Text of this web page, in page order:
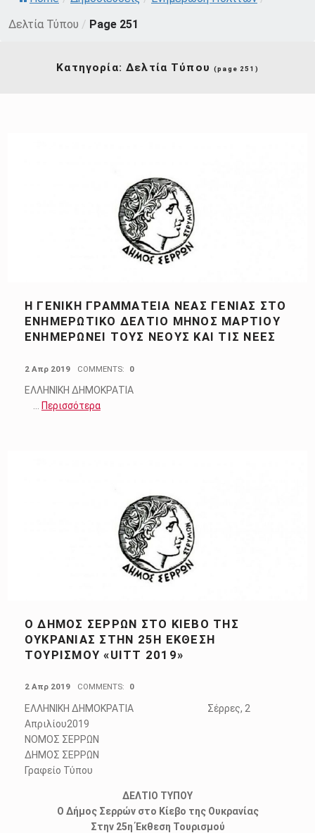
Δελτία Τύπου / Page 251
Κατηγορία:Δελτία Τύπου (page 251)
Η ΓΕΝΙΚΉ ΓΡΑΜΜΑΤΕΊΑ ΝΈΑΣ ΓΕΝΙΆΣ ΣΤΟ
ΕΝΗΜΕΡΩΤΙΚΌ ΔΕΛΤΊΟ ΜΗΝΌΣ ΜΑΡΤΊΟΥ
ΕΝΗΜΕΡΏΝΕΙ ΤΟΥΣ ΝΈΟΥΣ ΚΑΙ ΤΙΣ ΝΈΕΣ
2 Απρ 2019 COMMENTS: 0
ΕΛΛΗΝΙΚΗ ΔΗΜΟΚΡΑΤΙΑ
… Περισσότερα
Ο ΔΉΜΟΣ ΣΕΡΡΏΝ ΣΤΟ ΚΊΕΒΟ ΤΗΣ
ΟΥΚΡΑΝΊΑΣ ΣΤΗΝ 25Η ΈΚΘΕΣΗ
ΤΟΥΡΙΣΜΟΎ «UITT 2019»
2 Απρ 2019 COMMENTS: 0
ΕΛΛΗΝΙΚΗ ΔΗΜΟΚΡΑΤΙΑ Σέρρες, 2
Απριλίου2019
ΝΟΜΟΣ ΣΕΡΡΩΝ
ΔΗΜΟΣ ΣΕΡΡΩΝ
Γραφείο Τύπου
ΔΕΛΤΙΟ ΤΥΠΟΥ
Ο Δήμος Σερρών στο Κίεβο της Ουκρανίας
Στην 25η Έκθεση Τουρισμού